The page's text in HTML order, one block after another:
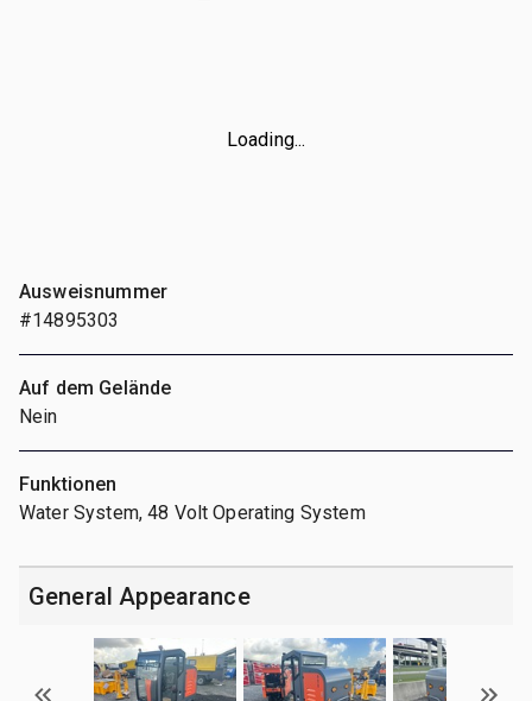
Loading...
Ausweisnummer
#14895303
Auf dem Gelände
Nein
Funktionen
Water System, 48 Volt Operating System
General Appearance